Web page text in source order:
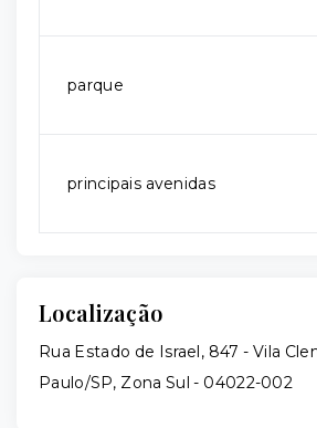
parque
principais avenidas
Localização
Rua Estado de Israel, 847 - Vila
Paulo/SP, Zona Sul - 04022-002